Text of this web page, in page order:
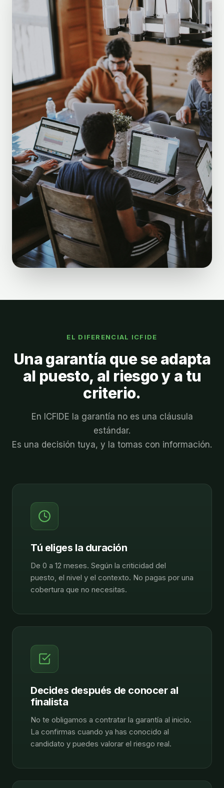
EL DIFERENCIAL ICFIDE
Una garantía que se adapta
al puesto, al riesgo y a tu
criterio.
En ICFIDE la garantía no es una cláusula
estándar.
Es una decisión tuya, y la tomas con información.
Tú eliges la duración
De 0 a 12 meses. Según la criticidad del
puesto, el nivel y el contexto. No pagas por una
cobertura que no necesitas.
Decides después de conocer al
finalista
No te obligamos a contratar la garantía al inicio.
La confirmas cuando ya has conocido al
candidato y puedes valorar el riesgo real.